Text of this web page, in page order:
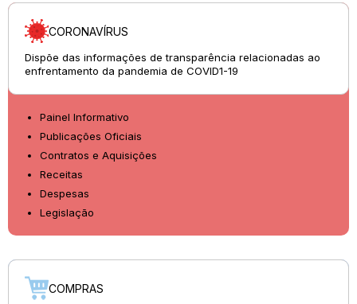
CORONAVÍRUS
Dispõe das informações de transparência relacionadas ao
enfrentamento da pandemia de COVID1-19
Painel Informativo
Publicações Oficiais
Contratos e Aquisições
Receitas
Despesas
Legislação
COMPRAS